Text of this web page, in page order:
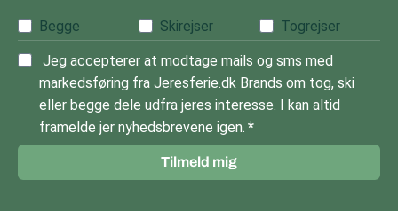
Begge Skirejser Togrejser
Jeg accepterer at modtage mails og sms med
markedsføring fra Jeresferie.dk Brands om tog, ski
eller begge dele udfra jeres interesse. I kan altid
framelde jer nyhedsbrevene igen.
Tilmeld mig